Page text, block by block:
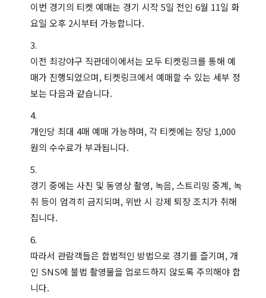
이번 경기의 티켓 예매는 경기 시작 5일 전인 6월 11일 화
요일 오후 2시부터 가능합니다.
이전 최강야구 직관데이에서는 모두 티켓링크를 통해 예
매가 진행되었으며, 티켓링크에서 예매할 수 있는 세부 정
보는 다음과 같습니다.
개인당 최대 4매 예매 가능하며, 각 티켓에는 장당 1,000
원의 수수료가 부과됩니다.
경기 중에는 사진 및 동영상 촬영, 녹음, 스트리밍 중계, 녹
취 등이 엄격히 금지되며, 위반 시 강제 퇴장 조치가 취해
집니다.
따라서 관람객들은 합법적인 방법으로 경기를 즐기며, 개
인 SNS에 불법 촬영물을 업로드하지 않도록 주의해야 합
니다.